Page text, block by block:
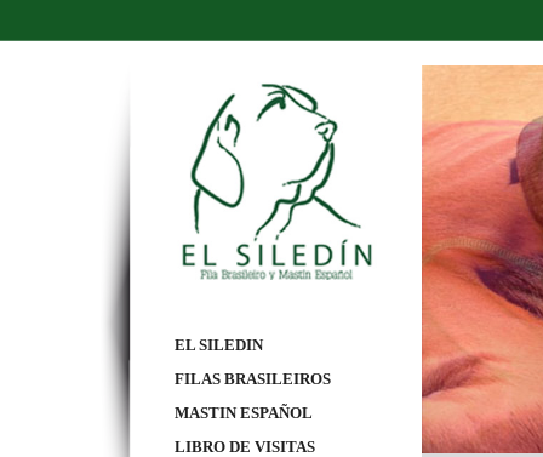
EL SILEDIN
FILAS BRASILEIROS
MASTIN ESPAÑOL
LIBRO DE VISITAS